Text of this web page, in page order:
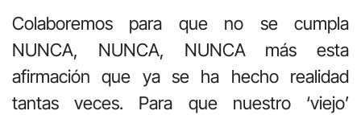
Colaboremos para que no se cumpla
NUNCA, NUNCA, NUNCA más esta
afirmación que ya se ha hecho realidad
tantas veces. Para que nuestro ‘viejo’